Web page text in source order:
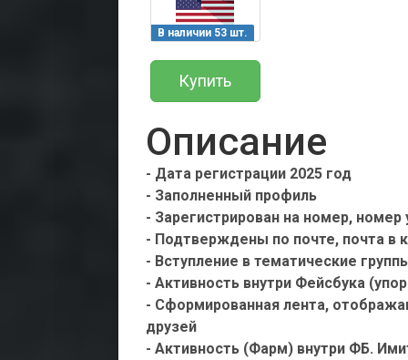
В наличии 53 шт.
Купить
Описание
- Дата регистрации 2025 год
- Заполненный профиль
- Зарегистрирован на номер, номер
- Подтверждены по почте, почта в
- Вступление в тематические
- Активность внутри Фейсбука
- Сформированная лента,
друзей
- Активность (Фарм) внутри ФБ.